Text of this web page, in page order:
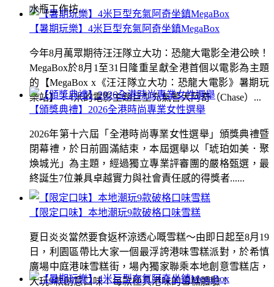
【暑期玩樂】4米巨型充氣阿奇坐鎮MegaBox
今年8月萬眾期待汪汪隊立大功：恐龍大電影全港公映！
MegaBox於8月1至31日隆重呈獻全港首個以電影為主題
的【MegaBox x《汪汪隊立大功：恐龍大電影》暑期玩
樂站】！4米的電影主題巨型充氣警犬阿奇（Chase）...
【限定口味】本地潮玩9款破格口味雪糕
夏日炎炎當然要食返杯涼透心嘅雪糕～由即日起至8月19
日，利園區帶比大家一個最浮誇港味雪糕派對，於希慎
廣場中庭港味雪糕街，場內獨家聯乘本地創意雪糕店，
大玩9款創意口味！每款極具港味的雪糕體驗！
水瓶工作坊...
【頒獎典禮】2026全港時尚專業女性選舉
2026年第十六屆「全港時尚專業女性選舉」頒獎典禮暨
閉幕禮，於日前圓滿結束，本屆選舉以「琥珀如美．聚
煥城光」為主題，經過獨立專業評審團的嚴格甄選，最
終誕生7位兼具卓越實力與社會責任感的得獎者......